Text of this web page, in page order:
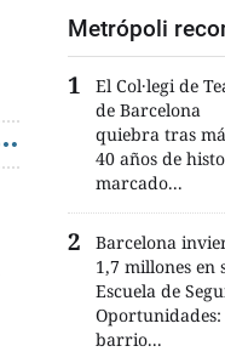
Metrópoli
El Col·legi de
de Barcelona
quiebra tras
40 años de
marcado...
Barcelona
1,7 millones en
Escuela de
Oportunidades:
barrio...